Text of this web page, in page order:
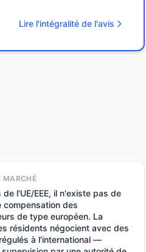
Lire l'intégralité de l'avis
MARCHÉ
de l'UE/EEE, il n'existe pas de
compensation des
de type européen. La
résidents négocient avec des
à l'international —